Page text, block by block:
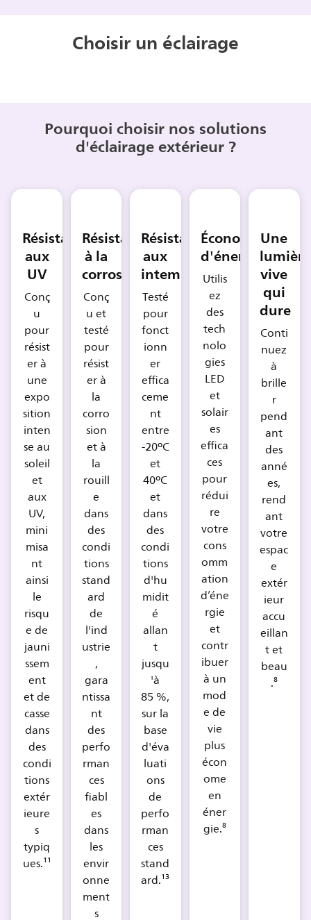
Choisir un éclairage
Pourquoi choisir nos solutions
d'éclairage extérieur ?
Résistant
aux
UV
Conç
u
pour
résist
er à
une
expo
sition
inten
se au
soleil
et
aux
UV,
mini
misa
nt
ainsi
le
risqu
e de
jauni
ssem
ent
et de
casse
dans
des
condi
tions
extér
ieure
s
typiq
ues.¹¹
Résistant
à la
corrosion
Conç
u et
testé
pour
résist
er à
la
corro
sion
et à
la
rouill
e
dans
des
condi
tions
stand
ard
de
l'ind
ustrie
,
gara
ntissa
nt
des
perfo
rman
ces
fiabl
es
dans
les
envir
onne
ment
s
Résistant
aux
intempéries
Testé
pour
fonct
ionn
er
effica
ceme
nt
entre
-20ºC
et
40ºC
et
dans
des
condi
tions
d'hu
midit
é
allan
t
jusqu
'à
85 %,
sur la
base
d'éva
luati
ons
de
perfo
rman
ces
stand
ard.¹³
Économiseur
d'énergie
Utilis
ez
des
tech
nolo
gies
LED
et
solair
es
effica
ces
pour
rédui
re
votre
cons
omm
ation
d’éne
rgie
et
contr
ibuer
à un
mod
e de
vie
plus
écon
ome
en
éner
gie.⁸
Une
lumière
vive
qui
dure
Conti
nuez
à
brille
r
pend
ant
des
anné
es,
rend
ant
votre
espac
e
extér
ieur
accu
eillan
t et
beau
.⁸